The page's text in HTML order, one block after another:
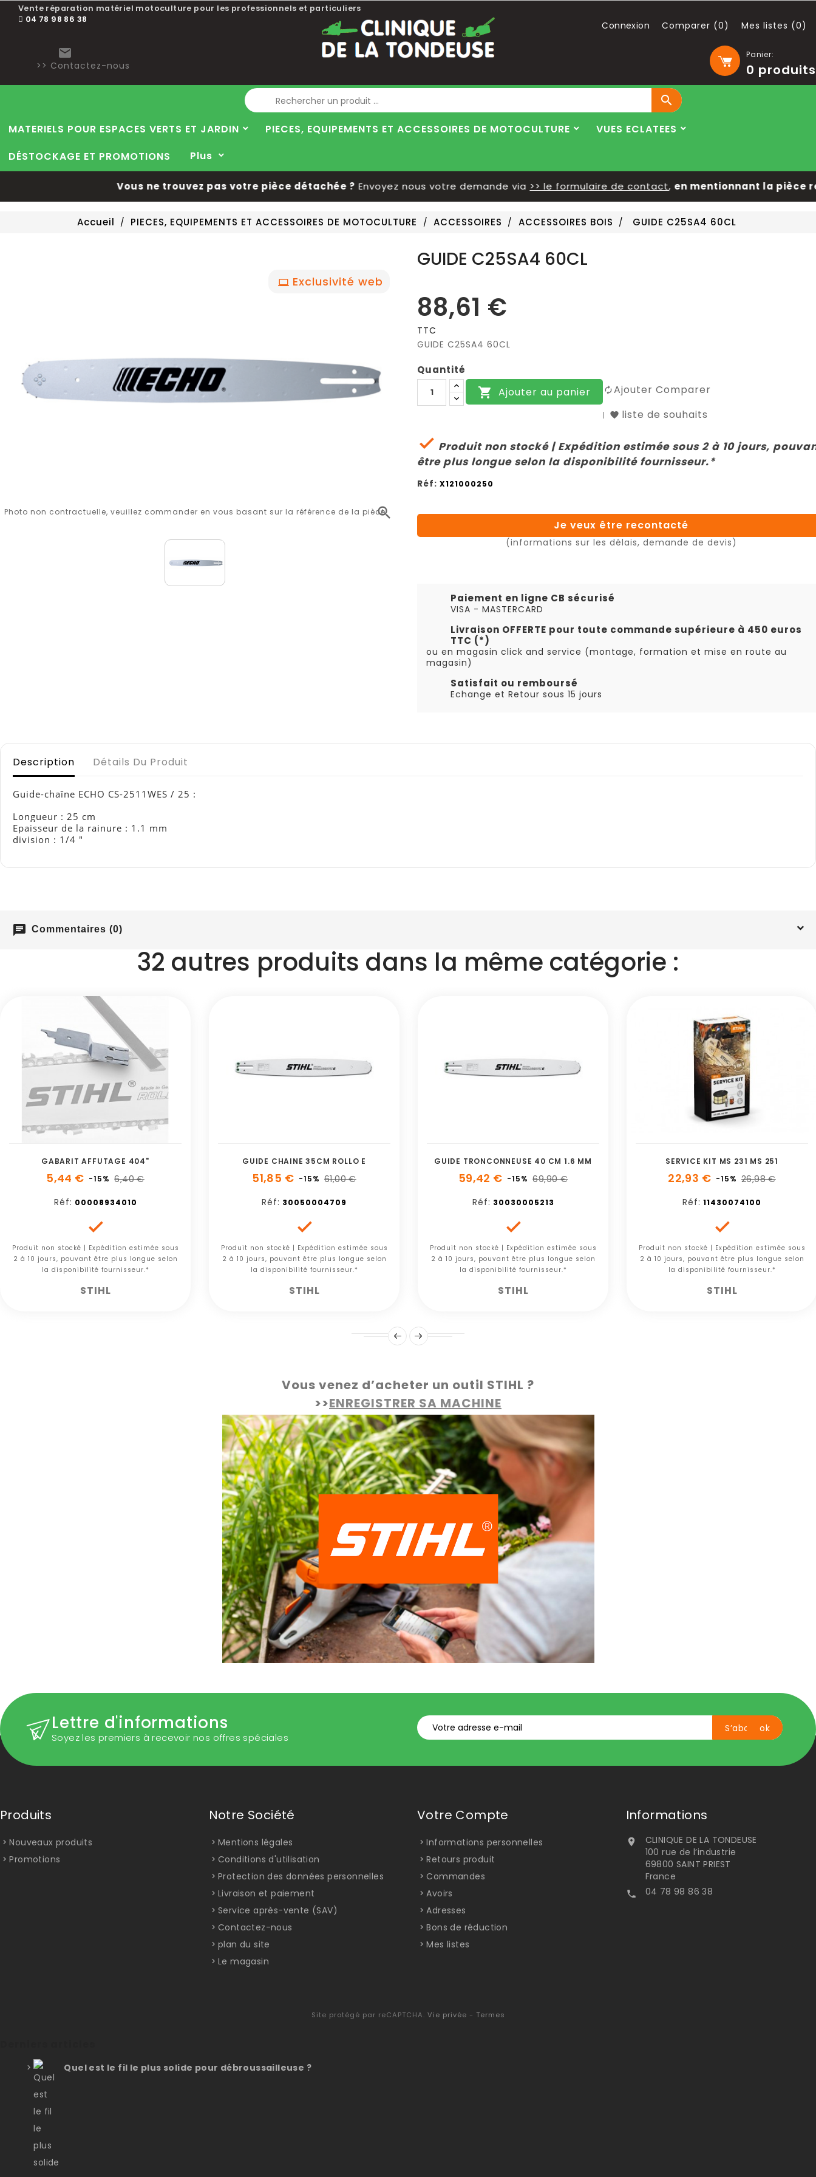
Vente réparation matériel motoculture pour les professionnels et particuliers
04 78 98 86 38
Panier:
0 produits

>> Contactez-nous
Connexion Comparer (0) Mes listes (0)
Blog

MATERIELS POUR ESPACES VERTS ET JARDIN PIECES, EQUIPEMENTS ET ACCESSOIRES DE MOTOCULTURE
VUES ECLATEES
DÉSTOCKAGE ET PROMOTIONS
Plus
Vous ne trouvez pas votre pièce détachée ?Envoyez nous votre demande via >> le formulaire de contact,en mentionnant la pièce
Accueil PIECES, EQUIPEMENTS ET ACCESSOIRES DE MOTOCULTURE ACCESSOIRES ACCESSOIRES BOIS GUIDE C25SA4 60CL
Exclusivité web

Photo non contractuelle, veuillez commander en vous basant sur la référence de la pièce
GUIDE C25SA4 60CL
88,61 €
TTC
GUIDE C25SA4 60CL
Quantité
 Ajouter au panier
Ajouter Comparer
liste de souhaits
 Produit non stocké | Expédition estimée sous 2 à 10 jours,
être plus longue selon la disponibilité fournisseur.*
Réf: X121000250
Je veux être recontacté
(informations sur les délais, demande de devis)
Paiement en ligne CB sécurisé
VISA - MASTERCARD
Livraison OFFERTE pour toute commande supérieure à 450 euros
TTC (*)
ou en magasin click and service (montage, formation et mise en route au
magasin)
Satisfait ou remboursé
Echange et Retour sous 15 jours
Description Détails Du Produit
Guide-chaîne ECHO CS-2511WES / 25 :
Longueur : 25 cm
Epaisseur de la rainure : 1.1 mm
division : 1/4 "
chat Commentaires (0)
32 autres produits dans la même catégorie :
GABARIT AFFUTAGE 404"
5,44 € -15% 6,40 €
Réf: 00008934010

Produit non stocké | Expédition estimée sous
2 à 10 jours, pouvant être plus longue selon
la disponibilité fournisseur.*
STIHL
GUIDE CHAINE 35CM ROLLO E
51,85 € -15% 61,00 €
Réf: 30050004709

Produit non stocké | Expédition estimée sous
2 à 10 jours, pouvant être plus longue selon
la disponibilité fournisseur.*
STIHL
GUIDE TRONCONNEUSE 40 CM 1.6 MM
59,42 € -15% 69,90 €
Réf: 30030005213

Produit non stocké | Expédition estimée sous
2 à 10 jours, pouvant être plus longue selon
la disponibilité fournisseur.*
STIHL
SERVICE KIT MS 231 MS 251
22,93 € -15% 26,98 €
Réf: 11430074100

Produit non stocké | Expédition estimée sous
2 à 10 jours, pouvant être plus longue selon
la disponibilité fournisseur.*
STIHL
Vous venez d’acheter un outil STIHL ?
>>ENREGISTRER SA MACHINE
Lettre d'informations
Soyez les premiers à recevoir nos offres spéciales
Produits
Nouveaux produits
Promotions
Notre Société
Mentions légales
Conditions d'utilisation
Protection des données personnelles
Livraison et paiement
Service après-vente (SAV)
Contactez-nous
plan du site
Le magasin
Votre Compte
Informations personnelles
Retours produit
Commandes
Avoirs
Adresses
Bons de réduction
Mes listes
Informations

CLINIQUE DE LA TONDEUSE
100 rue de l’industrie
69800 SAINT PRIEST
France
 04 78 98 86 38
Site protégé par reCAPTCHA. Vie privée - Termes
Quel est le fil le plus solide pour débroussailleuse ?